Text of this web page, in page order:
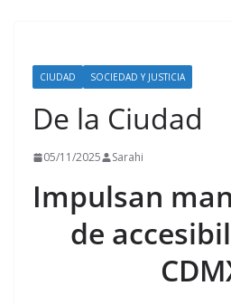
CIUDAD SOCIEDAD Y JUSTICIA
De la Ciudad
05/11/2025 Sarahi
Impulsan
de